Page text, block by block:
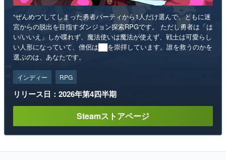
“ぜんめつ”してしまった勇者パーティから1人だけ選んで、ともに迷
宮からの脱出を目指すダンジョン探索RPGです。 ただし勇者は「は
い/いいえ」しか喋れず、魔法使いは魔法が使えず、戦士は可愛らし
い人形になっていて、僧侶は██を崇拝しています。誰を救うのかを
選ぶのは、あなたです。
インディー RPG
リリース日：2026年第4四半期
Steamストアページ